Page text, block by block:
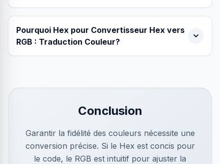
Pourquoi Hex pour Convertisseur Hex vers
RGB : Traduction Couleur?
Conclusion
Garantir la fidélité des couleurs nécessite une
conversion précise. Si le Hex est concis pour
le code, le RGB est intuitif pour ajuster la